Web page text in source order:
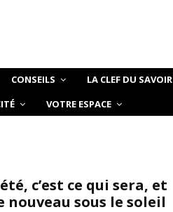
CONSEILS LA CLEF DU SAVOIR
VOTRE ESPACE
c’est ce qui sera, et
nouveau sous le soleil